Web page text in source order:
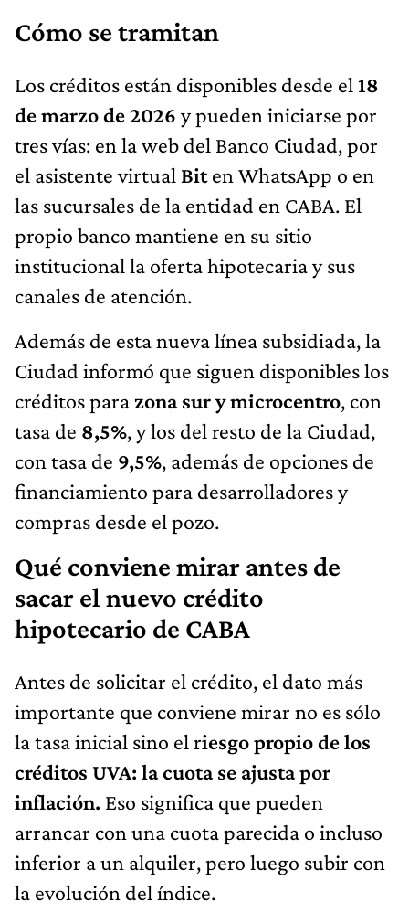
Cómo se tramitan
Los créditos están disponibles desde el 18
de marzo de 2026 y pueden iniciarse por
tres vías: en la web del Banco Ciudad, por
el asistente virtual Biten WhatsApp o en
las sucursales de la entidad en CABA. El
propio banco mantiene en su sitio
institucional la oferta hipotecaria y sus
canales de atención.
Además de esta nueva línea subsidiada, la
Ciudad informó que siguen disponibles los
créditos para zona sur y microcentro, con
tasa de 8,5%, y los del resto de la Ciudad,
con tasa de 9,5%, además de opciones de
financiamiento para desarrolladores y
compras desde el pozo.
Qué conviene mirar antes de
sacar el nuevo crédito
hipotecario de CABA
Antes de solicitar el crédito, el dato más
importante que conviene mirar no es sólo
la tasa inicial sino el riesgo propio de los
créditos UVA: la cuota se ajusta por
inflación. Eso significa que pueden
arrancar con una cuota parecida o incluso
inferior a un alquiler, pero luego subir con
la evolución del índice.